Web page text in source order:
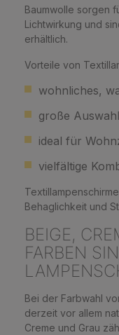
Baumwolle sorgen
Lichtwirkung und
erhältlich.
Vorteile von
wohnliches,
große
ideal für
vielfältige
Behaglichkeit und
BEIGE,
FARBEN
Bei der Farbwahl
derzeit vor allem
Creme und Grau